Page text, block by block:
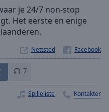
je 24/7 non-stop
Het eerste en enige
Nettsted
7
Spilleliste Kontakter